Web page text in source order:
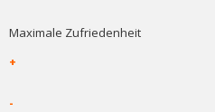
Maximale Zufriedenheit
+
-